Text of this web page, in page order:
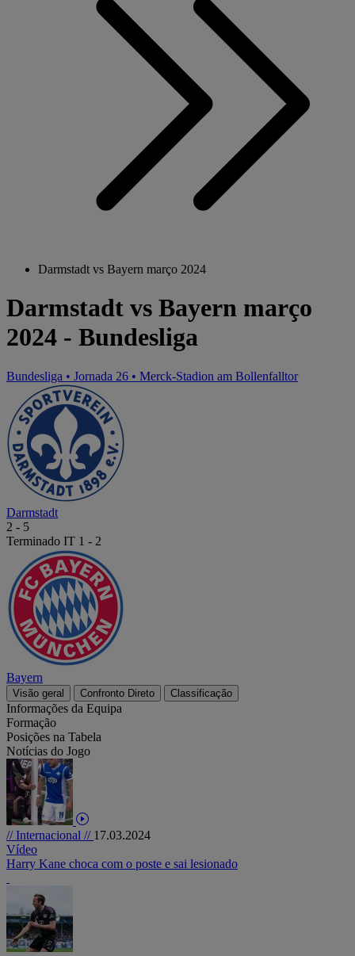
Darmstadt vs Bayern março 2024
Darmstadt vs Bayern março
2024 - Bundesliga
Bundesliga • Jornada 26 • Merck-Stadion am Bollenfalltor
Darmstadt
2 - 5
Terminado IT 1 - 2
Bayern
Visão geral Confronto Direto Classificação
Informações da Equipa
Formação
Posições na Tabela
Notícias do Jogo
// Internacional // 17.03.2024
Vídeo
Harry Kane choca com o poste e sai lesionado